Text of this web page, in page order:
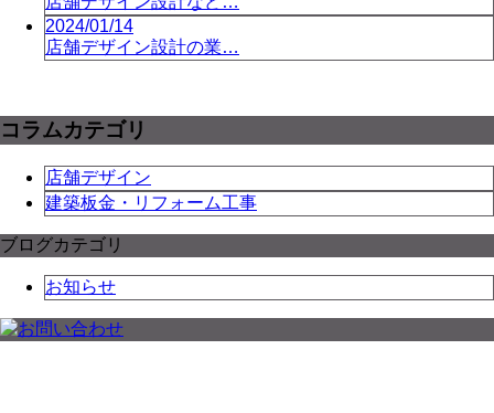
2024/01/14
店舗デザイン設計の業…
コラムカテゴリ
店舗デザイン
建築板金・リフォーム工事
ブログカテゴリ
お知らせ